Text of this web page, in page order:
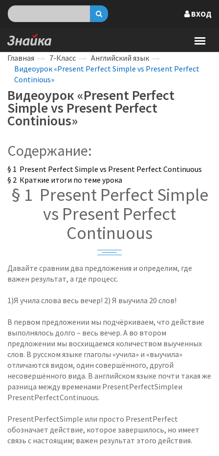
ВХОД
Главная 7-Класс
Английский язык
Видеоурок «Present Perfect Simple vs Present Perfect
Continious»
Видеоурок «Present Perfect
Simple vs Present Perfect
Continious»
Содержание:
§ 1 Present Perfect Simple vs Present Perfect Continuous
§ 2 Краткие итоги по теме урока
§ 1 Present Perfect Simple
vs Present Perfect
Continuous
Давайте сравним два предложения и определим, где
важен результат, а где процесс.
1)Я учила слова весь вечер! 2) Я выучила 20 слов!
В первом предложении мы подчёркиваем, что действие
выполнялось долго – весь вечер. А во втором
предложении мы восхищаемся количеством выученных
слов. В русском языке глаголы «учила» и «выучила»
отличаются видом, один совершённого, другой
несовершённого вида. В английском языке почти такая же
разница между временами PresentPerfectSimpleи
PresentPerfectContinuous.
PresentPerfectSimple или просто PresentPerfect
обозначает действие, которое завершилось, но имеет
связь с настоящим; важен результат этого действия.